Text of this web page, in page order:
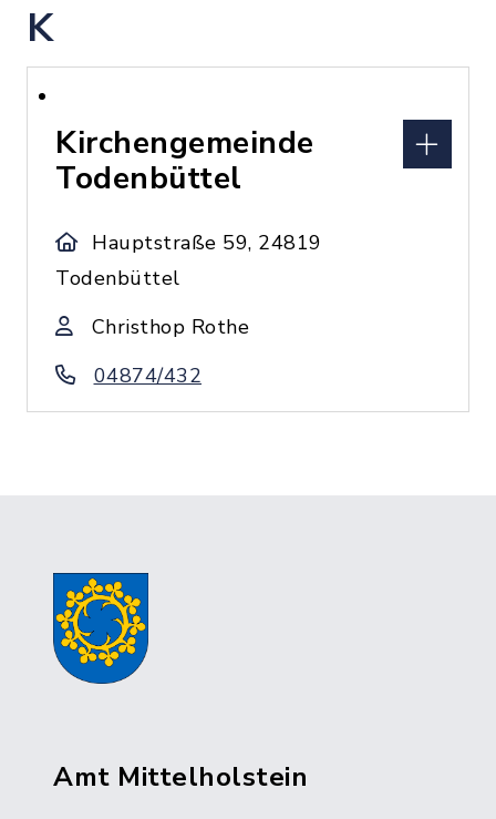
K
Kirchengemeinde
Todenbüttel
Hauptstraße 59, 24819
Todenbüttel
Christhop Rothe
04874/432
Amt Mittelholstein